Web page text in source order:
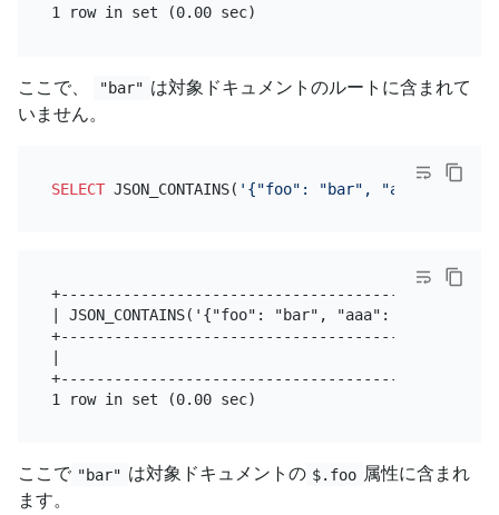
ここで、 "bar" は対象ドキュメントのルートに含まれて
いません。
SELECT JSON_CONTAINS( '{"foo": "bar", "aaa": 5}'
| JSON_CONTAINS('{"foo": "bar", "aaa":
ここで "bar" は対象ドキュメントの $.foo 属性に含まれ
ます。